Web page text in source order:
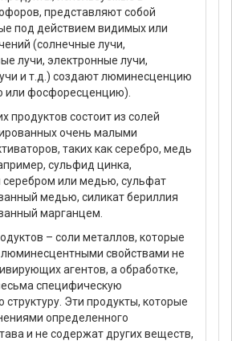
представляют собой
под действием видимых или
(солнечные лучи,
лучи, электронные лучи,
и т.д.) создают люминесценцию
или фосфоресценцию).
продуктов состоит из солей
очень малыми
таких как серебро, медь
сульфид цинка,
серебром или медью, сульфат
медью, силикат бериллия
марганцем.
– соли металлов, которые
свойствами не
агентов, а обработке,
специфическую
структуру. Эти продукты, которые
определенного
и не содержат других веществ,